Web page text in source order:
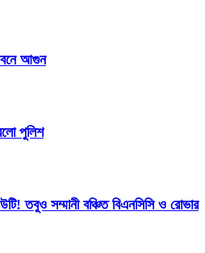
আগুন
পুলিশ
তবুও সম্মানী বঞ্চিত বিএনসিসি ও রোভার